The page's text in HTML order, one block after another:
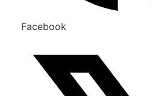
Facebook